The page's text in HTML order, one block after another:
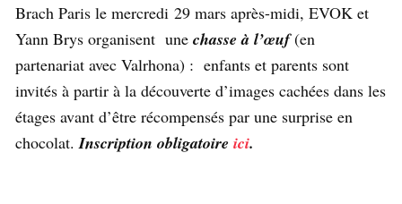
Brach Paris le mercredi 29 mars après-midi, EVOK et
Yann Brys organisent une chasse à l’œuf(en
partenariat avec Valrhona) : enfants et parents sont
invités à partir à la découverte d’images cachées dans les
étages avant d’être récompensés par une surprise en
chocolat.Inscription obligatoire ici.